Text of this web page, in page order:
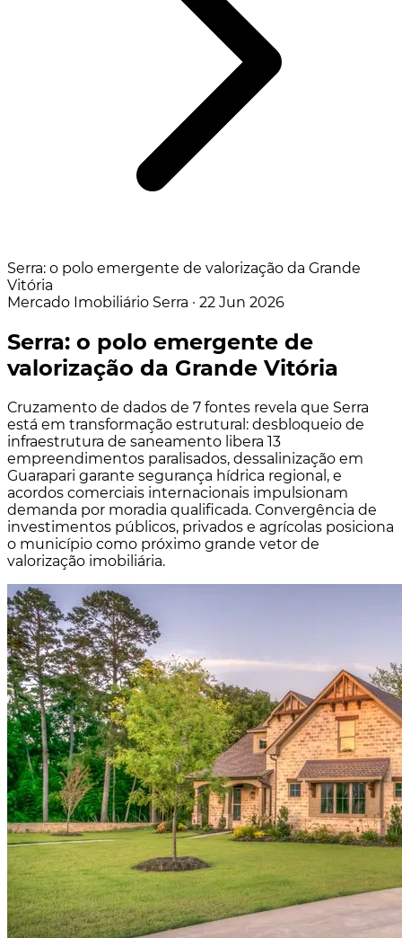
Serra: o polo emergente de valorização da Grande
Vitória
Mercado Imobiliário Serra · 22 Jun 2026
Serra: o polo emergente de
valorização da Grande Vitória
Cruzamento de dados de 7 fontes revela que Serra
está em transformação estrutural: desbloqueio de
infraestrutura de saneamento libera 13
empreendimentos paralisados, dessalinização em
Guarapari garante segurança hídrica regional, e
acordos comerciais internacionais impulsionam
demanda por moradia qualificada. Convergência de
investimentos públicos, privados e agrícolas posiciona
o município como próximo grande vetor de
valorização imobiliária.